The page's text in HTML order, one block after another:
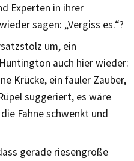
Experten in ihrer
sagen: „Vergiss es.“?
um, ein
auch hier wieder:
Krücke, ein fauler Zauber,
suggeriert, es wäre
Fahne schwenkt und
gerade riesengroße